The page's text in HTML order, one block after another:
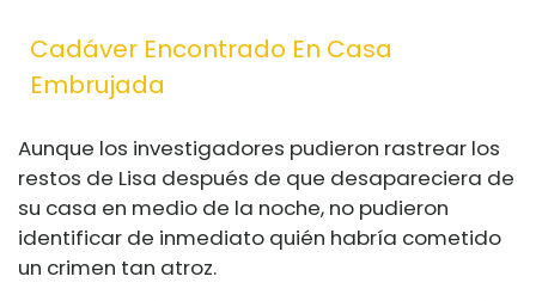
Cadáver Encontrado En Casa
Embrujada
Aunque los investigadores pudieron rastrear los
restos de Lisa después de que desapareciera de
su casa en medio de la noche, no pudieron
identificar de inmediato quién habría cometido
un crimen tan atroz.